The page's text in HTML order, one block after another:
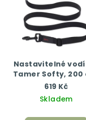
Nastavitelné
Tamer Softy, 200
černá
619 Kč
Skladem